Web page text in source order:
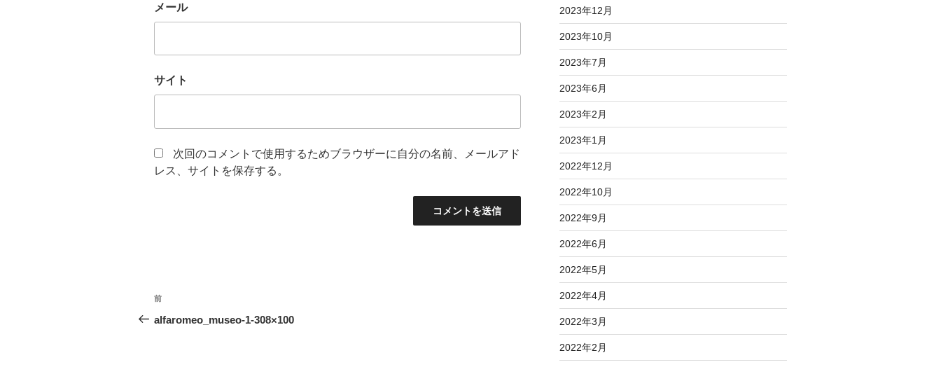
メール
サイト
次回のコメントで使用するためブラウザーに自分の名前、メールアド
レス、サイトを保存する。
投
稿
前
の
前
alfaromeo_museo-1-308×100
2023年12月
2023年10月
2023年7月
2023年6月
2023年2月
2023年1月
2022年12月
2022年10月
2022年9月
2022年6月
2022年5月
2022年4月
2022年3月
2022年2月